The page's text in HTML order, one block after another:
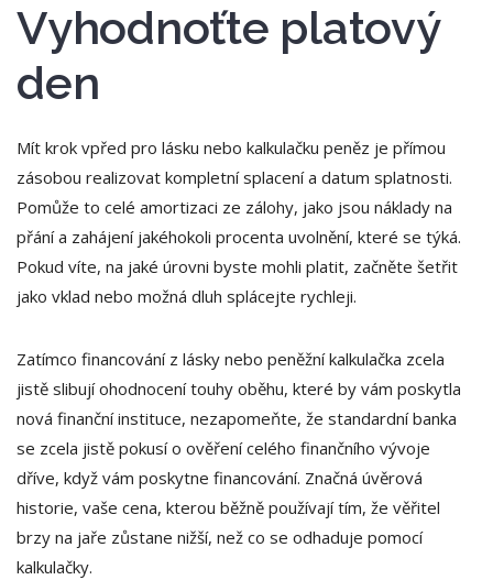
Vyhodnoťte platový
den
Mít krok vpřed pro lásku nebo kalkulačku peněz je přímou
zásobou realizovat kompletní splacení a datum splatnosti.
Pomůže to celé amortizaci ze zálohy, jako jsou náklady na
přání a zahájení jakéhokoli procenta uvolnění, které se týká.
Pokud víte, na jaké úrovni byste mohli platit, začněte šetřit
jako vklad nebo možná dluh splácejte rychleji.
Zatímco financování z lásky nebo peněžní kalkulačka zcela
jistě slibují ohodnocení touhy oběhu, které by vám poskytla
nová finanční instituce, nezapomeňte, že standardní banka
se zcela jistě pokusí o ověření celého finančního vývoje
dříve, když vám poskytne financování. Značná úvěrová
historie, vaše cena, kterou běžně používají tím, že věřitel
brzy na jaře zůstane nižší, než co se odhaduje pomocí
kalkulačky.